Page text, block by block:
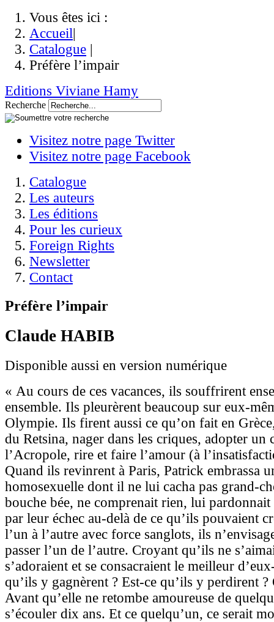
Vous êtes ici :
Accueil|
Catalogue |
Préfère l’impair
Editions Viviane Hamy
Recherche
Visitez notre page Twitter
Visitez notre page Facebook
Catalogue
Les auteurs
Les éditions
Pour les curieux
Foreign Rights
Newsletter
Contact
Préfère l’impair
Claude HABIB
Disponible aussi en version numérique
« Au cours de ces vacances, ils souffrirent
ensemble. Ils pleurèrent beaucoup sur eux-
Olympie. Ils firent aussi ce qu’on fait en
du Retsina, nager dans les criques, adopter un
l’Acropole, rire et faire l’amour (à
Quand ils revinrent à Paris, Patrick embrassa
homosexuelle dont il ne lui cacha pas grand-
bouche bée, ne comprenait rien, lui
par leur échec au-delà de ce qu’ils pouvaient
l’un à l’autre avec force sanglots, ils
passer l’un de l’autre. Croyant qu’ils ne
s’adoraient et se consacraient le meilleur
qu’ils y gagnèrent ? Est-ce qu’ils y perdirent
Avant qu’elle ne retombe amoureuse de
s’écouler dix ans. Et ce quelqu’un, ce serait